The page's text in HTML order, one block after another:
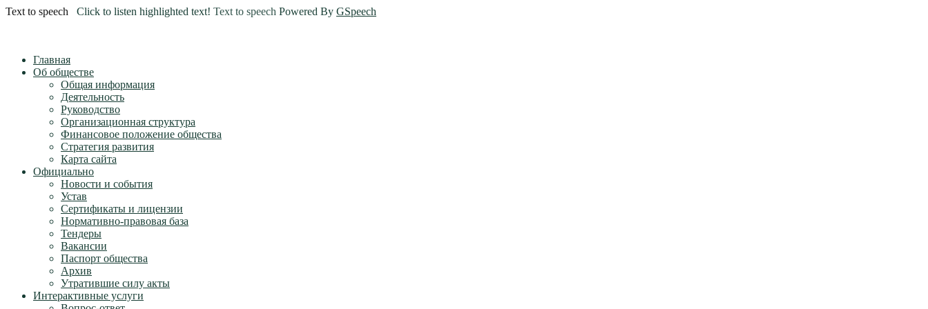
Text to speech Click to listen highlighted text! Text to speech Powered By GSpeech
Главная
Об обществе
Общая информация
Деятельность
Руководство
Организационная структура
Финансовое положение общества
Стратегия развития
Карта сайта
Официально
Новости и события
Устав
Сертификаты и лицензии
Нормативно-правовая база
Тендеры
Вакансии
Паспорт общества
Архив
Утратившие силу акты
Интерактивные услуги